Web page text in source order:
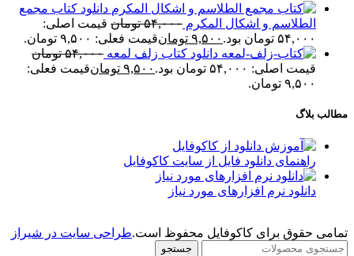
دانلود کتاب مجمع
الطلاسم و اشکال المکرم ۵۴,۰۰۰ تومان قیمت اصلی:
۵۴,۰۰۰ تومان بود.
۹,۵۰۰ تومانقیمت فعلی: ۹,۵۰۰ تومان.
دانلود کتاب زلف لمعه ۵۴,۰۰۰ تومان
قیمت اصلی: ۵۴,۰۰۰ تومان بود.
۹,۵۰۰ تومانقیمت فعلی:
۹,۵۰۰ تومان.
مطالب بلاگ
راهنمای دانلود فایل از سایت کاکوفایل
دانلود نرم افزارهای مورد نیاز
تمامی حقوق برای کاکوفایل محفوظ است.طراحی سایت در شیراز
جستجو